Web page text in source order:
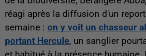
réagi après la diffusion d'un
semaine : on y voit un chasseur
portant Hercule, un sanglier